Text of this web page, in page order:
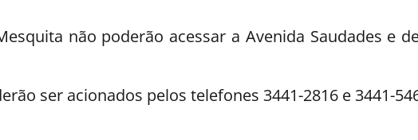
não poderão acessar a Avenida Saudades e
ser acionados pelos telefones 3441-2816 e 3441-